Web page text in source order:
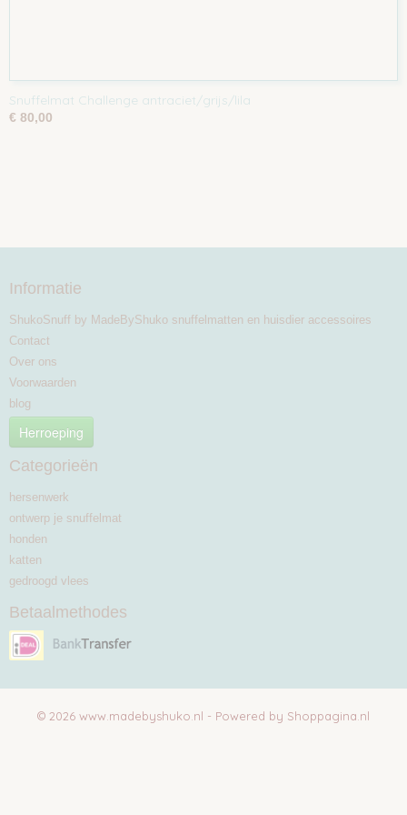
Snuffelmat Challenge antraciet/grijs/lila
€ 80,00
Informatie
ShukoSnuff by MadeByShuko snuffelmatten en huisdier accessoires
Contact
Over ons
Voorwaarden
blog
Herroeping
Categorieën
hersenwerk
ontwerp je snuffelmat
honden
katten
gedroogd vlees
Betaalmethodes
© 2026 www.madebyshuko.nl - Powered by Shoppagina.nl